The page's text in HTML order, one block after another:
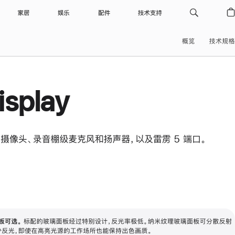
家居 娱乐 配件 技术支持
概览 技术规格
、录音棚级麦克风和扬声器，以及雷雳 5 端口。
出色画质。
可选。 标配的玻璃面板经过特别设计，反光率极低。纳米纹理玻璃面板可分散反射
光，即使在高亮光源的工作场所也能保持出色画质。